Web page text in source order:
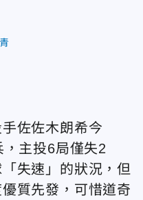
佐佐木朗希今
，主投6局僅失2
失速」的狀況，但
質先發，可惜道奇